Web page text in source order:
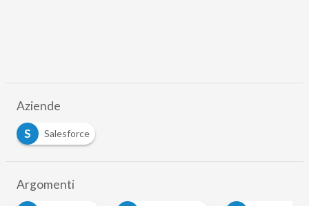
Aziende
S
Salesforce
Argomenti